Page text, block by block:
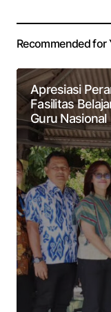
Recommended for
Apresiasi
Fasilitas
Guru Nasional